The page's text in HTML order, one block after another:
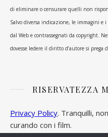
di eliminare o censurare quelli non
Salvo diversa indicazione, le immagini
dal Web e contrassegnati da copyright.
dovesse ledere il diritto d’autore si
RISERVATEZZA
Privacy Policy. Tranquilli,
curando con i film.